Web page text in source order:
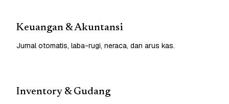
Keuangan & Akuntansi
Jurnal otomatis, laba-rugi, neraca, dan arus kas.
Inventory & Gudang